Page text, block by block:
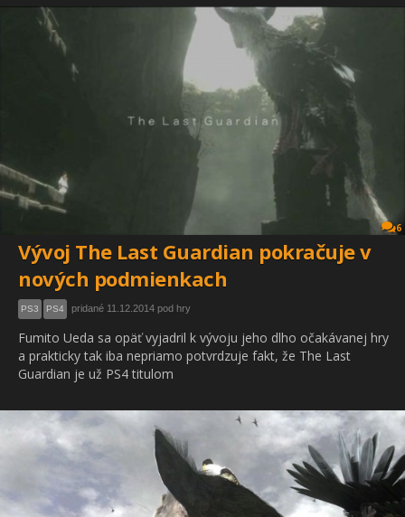
6
Vývoj The Last Guardian pokračuje v
nových podmienkach
PS3 PS4 pridané 11.12.2014 pod hry
Fumito Ueda sa opäť vyjadril k vývoju jeho dlho očakávanej hry
a prakticky tak iba nepriamo potvrdzuje fakt, že The Last
Guardian je už PS4 titulom